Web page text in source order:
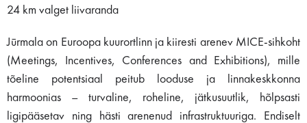
24 km valget liivaranda
Jūrmala on Euroopa kuurortlinn ja kiiresti arenev MICE-sihkoht
(Meetings, Incentives, Conferences and Exhibitions), mille
tõeline potentsiaal peitub looduse ja linnakeskkonna
harmoonias – turvaline, roheline, jätkusuutlik, hõlpsasti
ligipääsetav ning hästi arenenud infrastruktuuriga. Endiselt